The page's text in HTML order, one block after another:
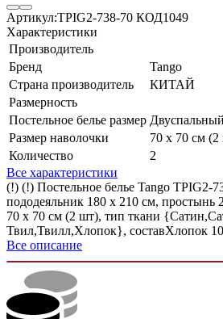
Артикул:TPIG2-738-70 КОД1049
Характеристики
Производитель
Бренд
Tango
Страна производитель
КИТАЙ
Размерность
Постельное белье размер Двуспальный
Размер наволочки
70 х 70 см
Количество
2
Все характеристики
(!) (!) Постельное белье Tango TPIG2-
пододеяльник 180 x 210 см, простынь
70 х 70 см (2 шт), тип ткани
Твил,Твилл,Хлопок}, составХлопок
Все описание